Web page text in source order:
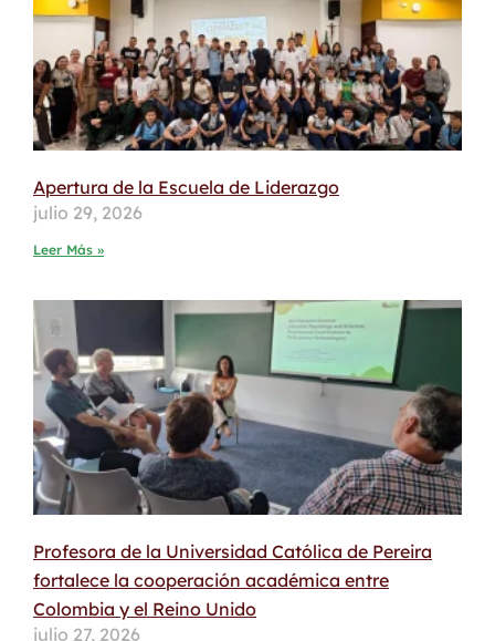
Apertura de la Escuela de Liderazgo
julio 29, 2026
Leer Más »
Profesora de la Universidad Católica de Pereira
fortalece la cooperación académica entre
Colombia y el Reino Unido
julio 27, 2026